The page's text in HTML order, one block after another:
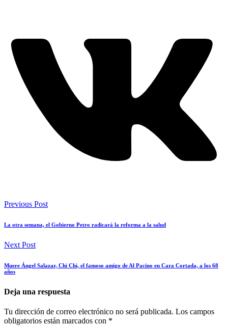
Previous Post
La otra semana, el Gobierno Petro radicará la reforma a la salud
Next Post
Muere Ángel Salazar, Chi Chi, el famoso amigo de Al Pacino en Cara Cortada, a los 68
años
Deja una respuesta
Tu dirección de correo electrónico no será publicada. Los campos
obligatorios están marcados con *